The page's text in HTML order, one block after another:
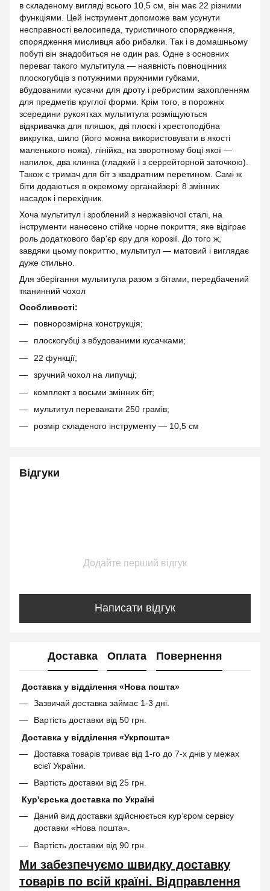
в складеному вигляді всього 10,5 см, він має 22 різними
функціями. Цей інструмент допоможе вам усунути
несправності велосипеда, туристичного спорядження,
спорядження мисливця або рибалки. Так і в домашньому
побуті він знадобиться не один раз. Одне з основних
переваг такого мультитула — наявність повноцінних
плоскогубців з потужними пружними губками,
вбудованими кусачки для дроту і ребристим захопленням
для предметів круглої форми. Крім того, в порожніх
зсередини рукоятках мультитула розміщуються
відкривачка для пляшок, дві плоскі і хрестоподібна
викрутка, шило (його можна використовувати в якості
маленького ножа), лінійка, на зворотному боці якої —
напилок, два клинка (гладкий і з серрейторной заточкою).
Також є тримач для біт з квадратним перетином. Самі ж
біти додаються в окремому органайзері: 8 змінних
насадок і перехідник.
Хоча мультитул і зроблений з нержавіючої сталі, на
інструменти нанесено стійке чорне покриття, яке відіграє
роль додаткового бар'єр єру для корозії. До того ж,
завдяки цьому покриттю, мультитул — матовий і виглядає
дуже стильно.
Для зберігання мультитула разом з бітами, передбачений
тканинний чохол
Особливості:
повнорозмірна конструкція;
плоскогубці з вбудованими кусачками;
22 функції;
зручний чохол на липучці;
комплект з восьми змінних біт;
мультитул переважати 250 грамів;
розмір складеного інструменту — 10,5 см
Відгуки
Додайте перший відгук
Написати відгук
Доставка Оплата Повернення
Доставка у відділення «Нова пошта»
Зазвичай доставка займає 1-3 дні.
Вартість доставки від 50 грн.
Доставка у відділення «Укрпошта»
Доставка товарів триває від 1-го до 7-х днів у межах
всієї України.
Вартість доставки від 25 грн.
Кур'єрська доставка по Україні
Даний вид доставки здійснюється кур’єром сервісу
доставки «Нова пошта».
Вартість доставки від 90 грн.
Ми забезпечуємо швидку доставку
товарів по всій країні. Відправлення